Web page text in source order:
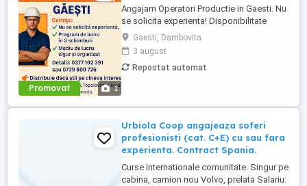
Promovat 1
Angajam Operatori Productie in Gaesti. Nu
se solicita experienta! Disponibilitate
program de lucru 3 schimburi. Salariu
4325 ron brut, Tichete de masa 45 ron zi
lucrata. Transport asigurat din: Calinesti,
Topoloveni, Leordeni, Suseni, Bogati,
Gaesti, Dambovita
3 august
Repostat automat
Urbiola Coop angajeaza soferi
profesionisti (cat. C+E) cu sau fara
experienta. Contract Spania.
Curse internationale comunitate. Singur pe
cabina, camion nou Volvo, prelata Salariu: